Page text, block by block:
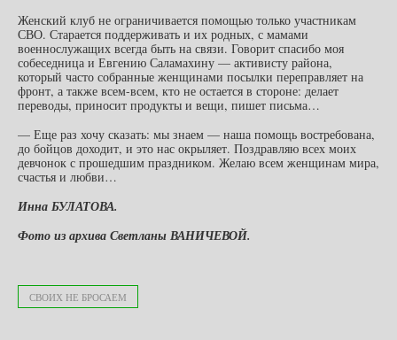
Женский клуб не ограничивается помощью только участникам
СВО. Старается поддерживать и их родных, с мамами
военнослужащих всегда быть на связи. Говорит спасибо моя
собеседница и Евгению Саламахину — активисту района,
который часто собранные женщинами посылки переправляет на
фронт, а также всем-всем, кто не остается в стороне: делает
переводы, приносит продукты и вещи, пишет письма…
— Еще раз хочу сказать: мы знаем — наша помощь востребована,
до бойцов доходит, и это нас окрыляет. Поздравляю всех моих
девчонок с прошедшим праздником. Желаю всем женщинам мира,
счастья и любви…
Инна БУЛАТОВА.
Фото из архива Светланы ВАНИЧЕВОЙ.
СВОИХ НЕ БРОСАЕМ